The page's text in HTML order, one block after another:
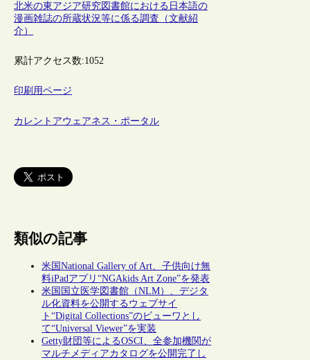
北米の東アジア研究図書館における日本語の
漫画雑誌の所蔵状況等に係る調査（文献紹
介）
累計アクセス数:1052
印刷用ページ
カレントアウェアネス・ポータル
類似の記事
米国National Gallery of Art、子供向け無
料iPadアプリ“NGAkids Art Zone”を発表
米国国立医学図書館（NLM）、デジタ
ル化資料を公開するウェブサイ
ト“Digital Collections”のビューワとし
て“Universal Viewer”を実装
Getty財団等によるOSCI、全参加機関が
マルチメディアカタログを公開完了し